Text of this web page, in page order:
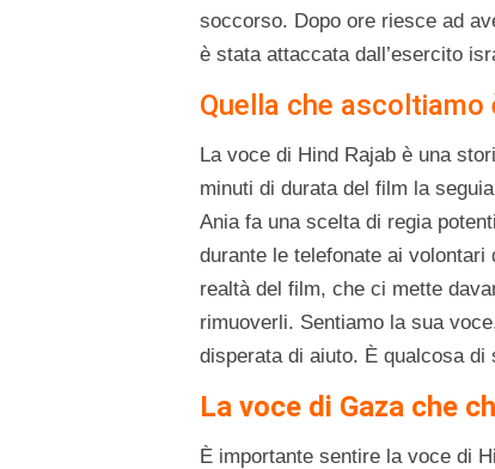
soccorso. Dopo ore riesce ad
è stata attaccata dall’esercito
Quella che ascoltiamo
La voce di Hind Rajab è una
minuti di durata del film la
Ania fa una scelta di regia
durante le telefonate ai
realtà del film, che ci mette
rimuoverli. Sentiamo la sua
disperata di aiuto. È qualcosa di
La voce di Gaza che
È importante sentire la voce di